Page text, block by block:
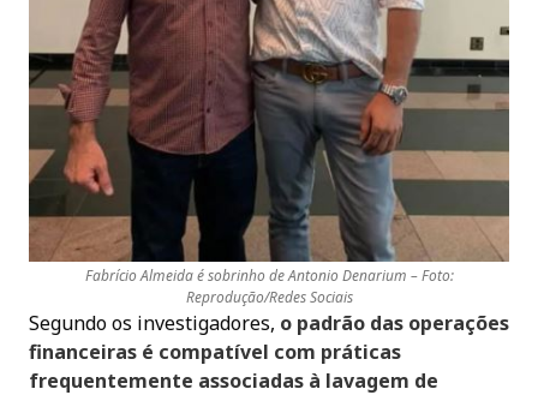
Fabrício Almeida é sobrinho de Antonio Denarium – Foto:
Reprodução/Redes Sociais
Segundo os investigadores, o padrão das operações
financeiras é compatível com práticas
frequentemente associadas à lavagem de